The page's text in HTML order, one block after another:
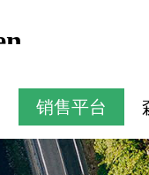
销售平台